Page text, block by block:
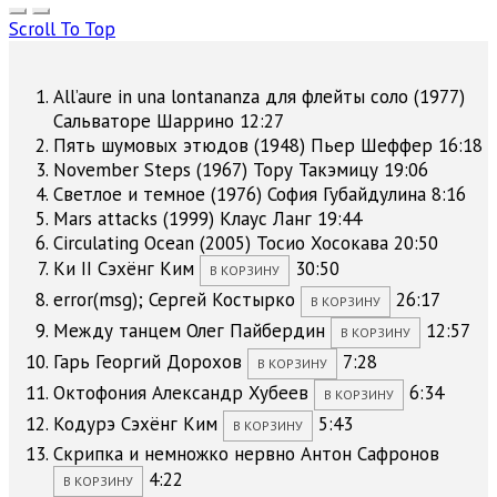
Scroll To Top
All’aure in una lontananza для флейты соло (1977)
Сальваторе Шаррино 12:27
Пять шумовых этюдов (1948) Пьер Шеффер 16:18
November Steps (1967) Тору Такэмицу 19:06
Светлое и темное (1976) София Губайдулина 8:16
Mars attacks (1999) Клаус Ланг 19:44
Circulating Ocean (2005) Тосио Хосокава 20:50
Ки II Сэхёнг Ким В КОРЗИНУ
30:50
error(msg); Сергей Костырко В КОРЗИНУ
26:17
Между танцем Олег Пайбердин В КОРЗИНУ
12:57
Гарь Георгий Дорохов В КОРЗИНУ
7:28
Октофония Александр Хубеев В КОРЗИНУ
6:34
Кодурэ Сэхёнг Ким В КОРЗИНУ
5:43
Скрипка и немножко нервно Антон Сафронов
В КОРЗИНУ 4:22